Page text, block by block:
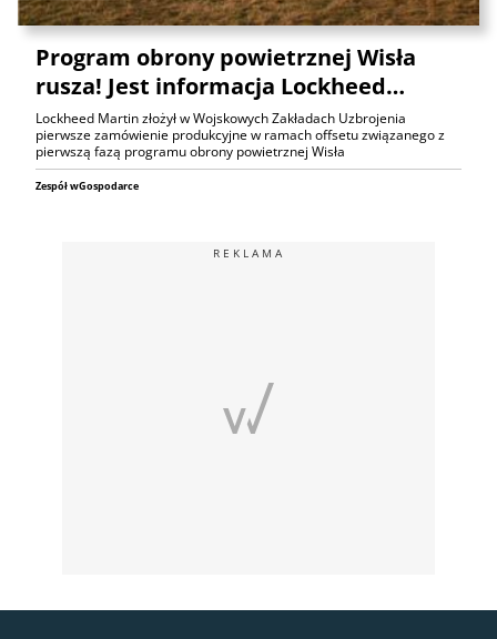
Program obrony powietrznej Wisła
rusza! Jest informacja Lockheed…
Lockheed Martin złożył w Wojskowych Zakładach Uzbrojenia
pierwsze zamówienie produkcyjne w ramach offsetu związanego z
pierwszą fazą programu obrony powietrznej Wisła
Zespół wGospodarce
REKLAMA